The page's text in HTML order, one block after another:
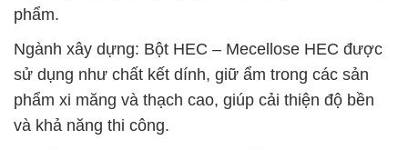
phẩm.
Ngành xây dựng: Bột HEC – Mecellose HEC được
sử dụng như chất kết dính, giữ ẩm trong các sản
phẩm xi măng và thạch cao, giúp cải thiện độ bền
và khả năng thi công.